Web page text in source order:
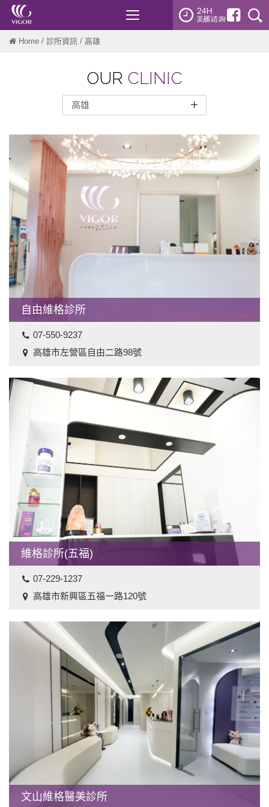
Toggle
Home / 診所資訊 / 高雄
高雄
新北市
桃園
新竹
台中
高雄
OUR CLINIC
自由維格診所
07-550-9237
高雄市左營區自由二路98號
維格診所(五福)
07-229-1237
高雄市新興區五福一路120號
文山維格醫美診所